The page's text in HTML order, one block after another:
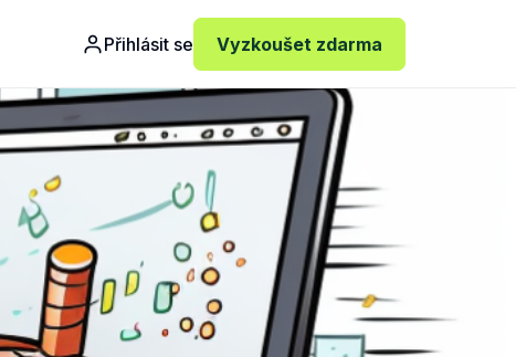
Přihlásit se Vyzkoušet zdarma